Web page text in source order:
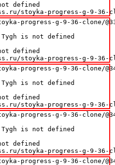
defined
stoyka-progress-g-9-36-
progress-g-9-36-clone/
Tygh is not defined
defined
stoyka-progress-g-9-36-
progress-g-9-36-clone/
Tygh is not defined
defined
stoyka-progress-g-9-36-
progress-g-9-36-clone/
Tygh is not defined
defined
stoyka-progress-g-9-36-
progress-g-9-36-clone/